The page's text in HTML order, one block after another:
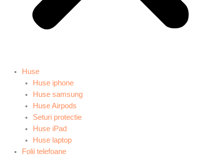
Huse
Huse iphone
Huse samsung
Huse Airpods
Seturi protectie
Huse iPad
Huse laptop
Folii telefoane